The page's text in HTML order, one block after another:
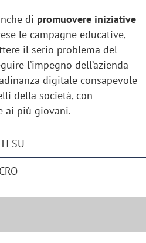
di promuovere iniziative
le campagne educative,
il serio problema del
l’impegno dell’azienda
digitale consapevole
della società, con
ai più giovani.
SU